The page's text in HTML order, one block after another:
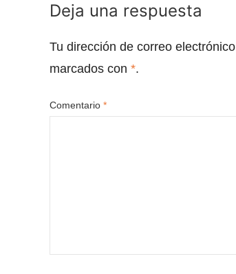
Deja una respuesta
Tu dirección de correo
marcados con *.
Comentario *